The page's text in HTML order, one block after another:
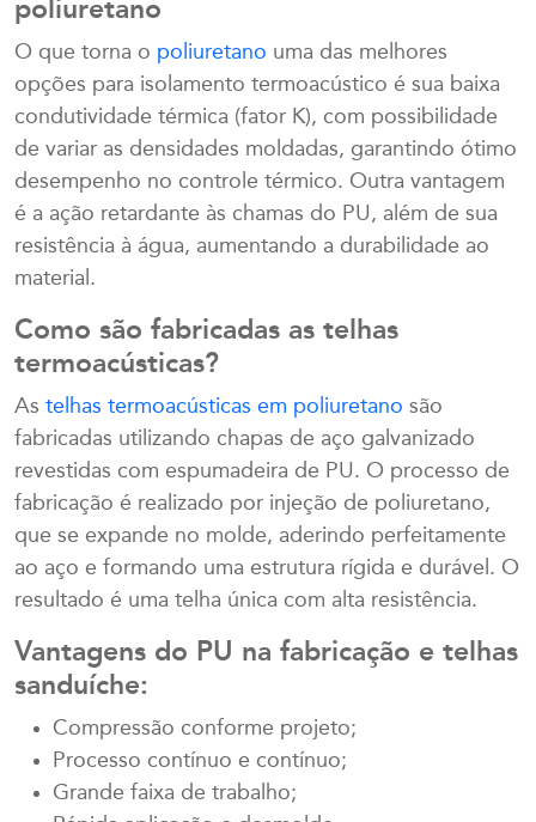
poliuretano
O que torna o poliuretano uma das melhores
opções para isolamento termoacústico é sua baixa
condutividade térmica (fator K), com possibilidade
de variar as densidades moldadas, garantindo ótimo
desempenho no controle térmico. Outra vantagem
é a ação retardante às chamas do PU, além de sua
resistência à água, aumentando a durabilidade ao
material.
Como são fabricadas as telhas
termoacústicas?
As telhas termoacústicas em poliuretano são
fabricadas utilizando chapas de aço galvanizado
revestidas com espumadeira de PU. O processo de
fabricação é realizado por injeção de poliuretano,
que se expande no molde, aderindo perfeitamente
ao aço e formando uma estrutura rígida e durável. O
resultado é uma telha única com alta resistência.
Vantagens do PU na fabricação e telhas
sanduíche:
Compressão conforme projeto;
Processo contínuo e contínuo;
Grande faixa de trabalho;